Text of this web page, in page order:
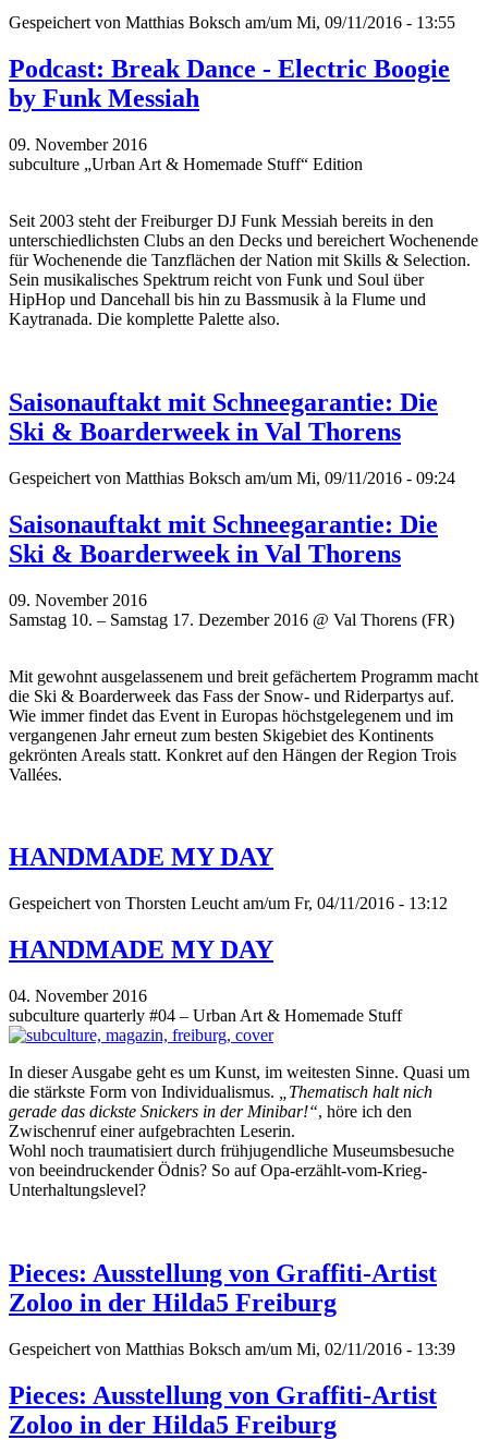
Gespeichert von Matthias Boksch am/um Mi, 09/11/2016 - 13:55
Podcast: Break Dance - Electric Boogie
by Funk Messiah
09. November 2016
subculture „Urban Art & Homemade Stuff“ Edition
Seit 2003 steht der Freiburger DJ Funk Messiah bereits in den
unterschiedlichsten Clubs an den Decks und bereichert Wochenende
für Wochenende die Tanzflächen der Nation mit Skills & Selection.
Sein musikalisches Spektrum reicht von Funk und Soul über
HipHop und Dancehall bis hin zu Bassmusik à la Flume und
Kaytranada. Die komplette Palette also.
Saisonauftakt mit Schneegarantie: Die
Ski & Boarderweek in Val Thorens
Gespeichert von Matthias Boksch am/um Mi, 09/11/2016 - 09:24
Saisonauftakt mit Schneegarantie: Die
Ski & Boarderweek in Val Thorens
09. November 2016
Samstag 10. – Samstag 17. Dezember 2016 @ Val Thorens (FR)
Mit gewohnt ausgelassenem und breit gefächertem Programm macht
die Ski & Boarderweek das Fass der Snow- und Riderpartys auf.
Wie immer findet das Event in Europas höchstgelegenem und im
vergangenen Jahr erneut zum besten Skigebiet des Kontinents
gekrönten Areals statt. Konkret auf den Hängen der Region Trois
Vallées.
HANDMADE MY DAY
Gespeichert von Thorsten Leucht am/um Fr, 04/11/2016 - 13:12
HANDMADE MY DAY
04. November 2016
subculture quarterly #04 – Urban Art & Homemade Stuff
In dieser Ausgabe geht es um Kunst, im weitesten Sinne. Quasi um
die stärkste Form von Individualismus.
„Thematisch halt nich
gerade das dickste Snickers in der Minibar!“, höre ich den
Zwischenruf einer aufgebrachten Leserin.
Wohl noch traumatisiert durch frühjugendliche Museumsbesuche
von beeindruckender Ödnis? So auf Opa-erzählt-vom-Krieg-
Unterhaltungslevel?
Pieces: Ausstellung von Graffiti-Artist
Zoloo in der Hilda5 Freiburg
Gespeichert von Matthias Boksch am/um Mi, 02/11/2016 - 13:39
Pieces: Ausstellung von Graffiti-Artist
Zoloo in der Hilda5 Freiburg